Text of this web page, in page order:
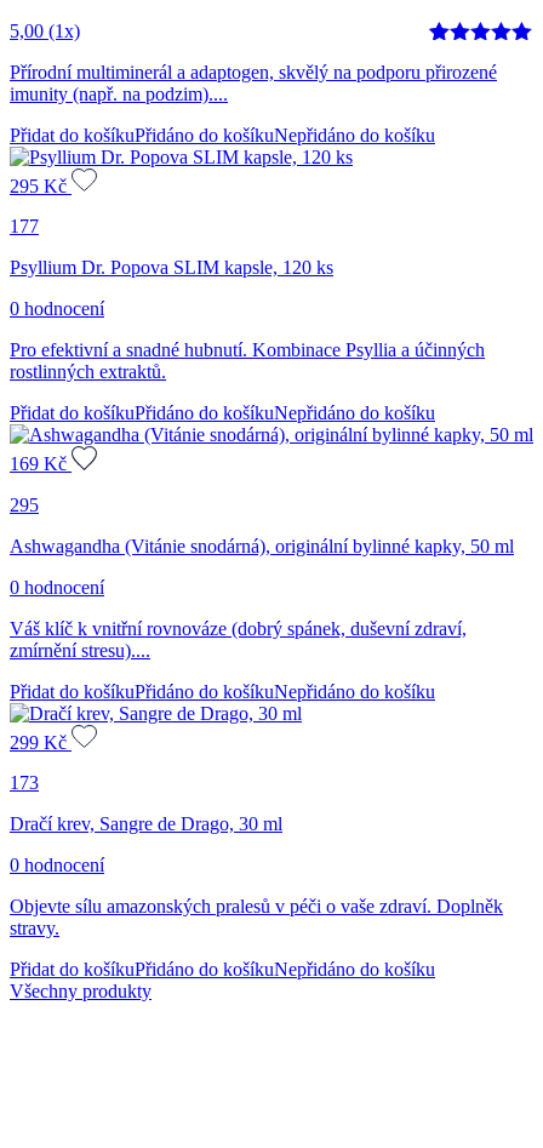
5z 5 na
zákazníka
5,00 (1x)
Přírodní multiminerál a adaptogen, skvělý na podporu přirozené
imunity (např. na podzim)....
Přidat do košíkuPřidáno do košíkuNepřidáno do košíku
295 Kč
177
Psyllium Dr. Popova SLIM kapsle, 120 ks
0 hodnocení
Pro efektivní a snadné hubnutí. Kombinace Psyllia a účinných
rostlinných extraktů.
Přidat do košíkuPřidáno do košíkuNepřidáno do košíku
169 Kč
295
Ashwagandha (Vitánie snodárná), originální bylinné kapky, 50 ml
0 hodnocení
Váš klíč k vnitřní rovnováze (dobrý spánek, duševní zdraví,
zmírnění stresu)....
Přidat do košíkuPřidáno do košíkuNepřidáno do košíku
299 Kč
173
Dračí krev, Sangre de Drago, 30 ml
0 hodnocení
Objevte sílu amazonských pralesů v péči o vaše zdraví. Doplněk
stravy.
Přidat do košíkuPřidáno do košíkuNepřidáno do košíku
Všechny produkty